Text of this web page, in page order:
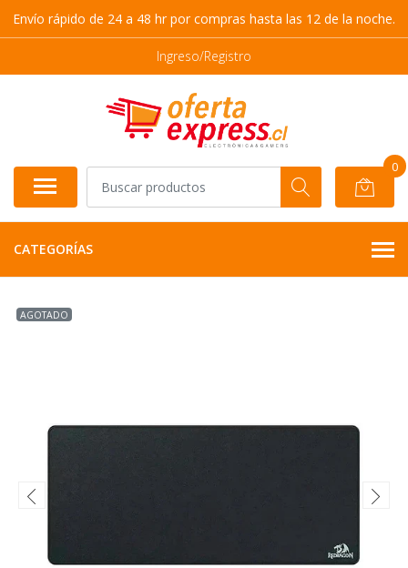
Envío rápido de 24 a 48 hr por compras hasta las 12 de la noche.
Ingreso/Registro
0
CATEGORÍAS
AGOTADO